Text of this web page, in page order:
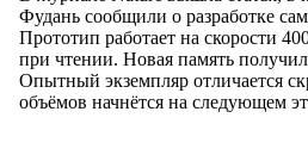
Фудань сообщили о разработке
Прототип работает на скорости
при чтении. Новая память
Опытный экземпляр отличается
объёмов начнётся на следующем